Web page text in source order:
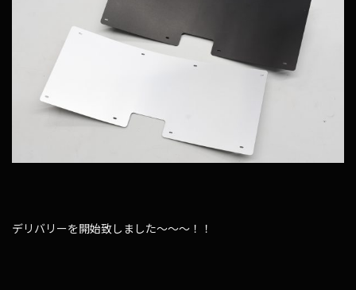
デリバリーを開始致しました～～～！！